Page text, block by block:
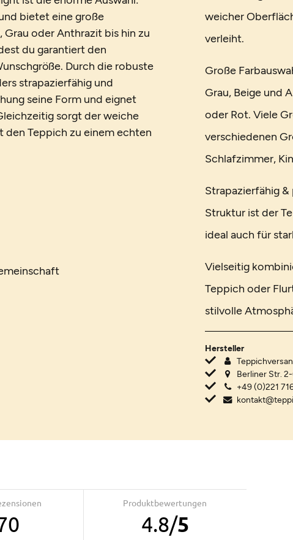
bietet eine große
oder Anthrazit bis hin zu
du garantiert den
Durch die robuste
strapazierfähig und
seine Form und eignet
sorgt der weiche
den Teppich zu einem echten
weicher
verleiht.
Große
Grau, Beige und
oder Rot. Viele
verschiedenen
Schlafzimmer,
Strapazierfähig
Struktur ist der
ideal auch für
Vielseitig
Teppich oder
stilvolle
Hersteller
Berliner Str.
+49 (0)221
Produktbewertungen
4.8/5